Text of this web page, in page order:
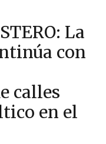
La
con
calles
en el